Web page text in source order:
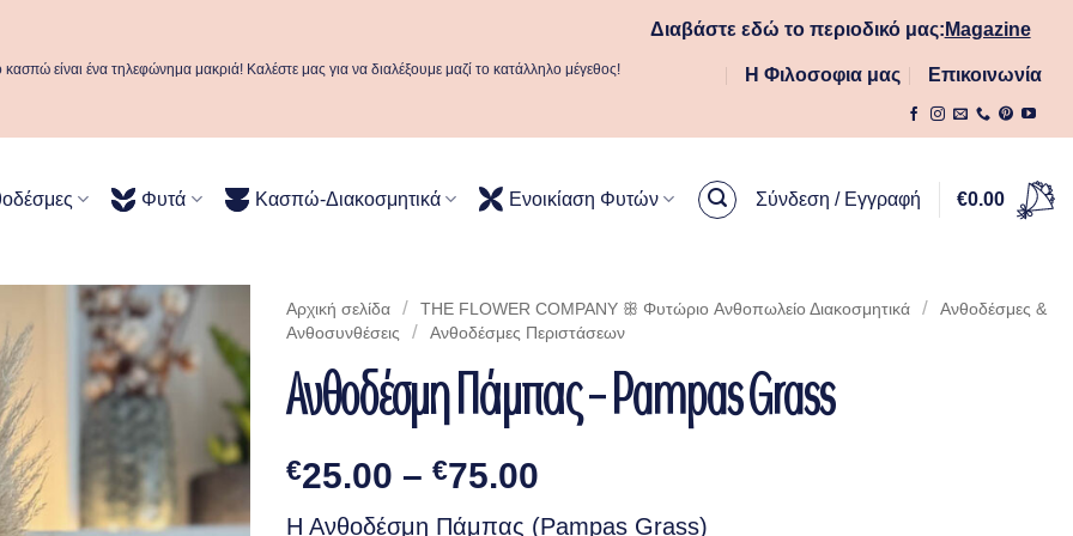
κασπώ είναι ένα τηλεφώνημα μακριά! Καλέστε μας για να διαλέξουμε μαζί το κατάλληλο μέγεθος!
Διαβάστε εδώ το περιοδικό μας: Magazine
Η Φιλοσοφια μας Επικοινωνία
Φυτά Κασπώ-Διακοσμητικά Ενοικίαση Φυτών Σύνδεση / Εγγραφή €0.00
Αρχική σελίδα / THE FLOWER COMPANY ꕥ Φυτώριο Aνθοπωλείο Διακοσμητικά /
Ανθοδέσμες &
Ανθοσυνθέσεις
/ Ανθοδέσμες Περιστάσεων
Ανθοδέσμη Πάμπας – Pampas Grass
€25.00 – €75.00
range:
Η Ανθοδέσμη Πάμπας (Pampas Grass)